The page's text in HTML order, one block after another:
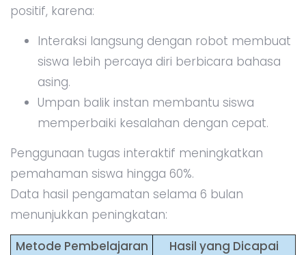
positif, karena:
Interaksi langsung dengan robot membuat
siswa lebih percaya diri berbicara bahasa
asing.
Umpan balik instan membantu siswa
memperbaiki kesalahan dengan cepat.
Penggunaan tugas interaktif meningkatkan
pemahaman siswa hingga 60%.
Data hasil pengamatan selama 6 bulan
menunjukkan peningkatan:
Metode Pembelajaran
Hasil yang Dicapai